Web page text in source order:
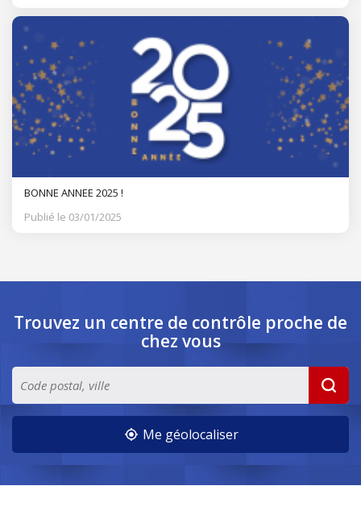
BONNE ANNEE 2025 !
Publié le 03/01/2025
Trouvez un centre de contrôle proche de
chez vous
Me géolocaliser